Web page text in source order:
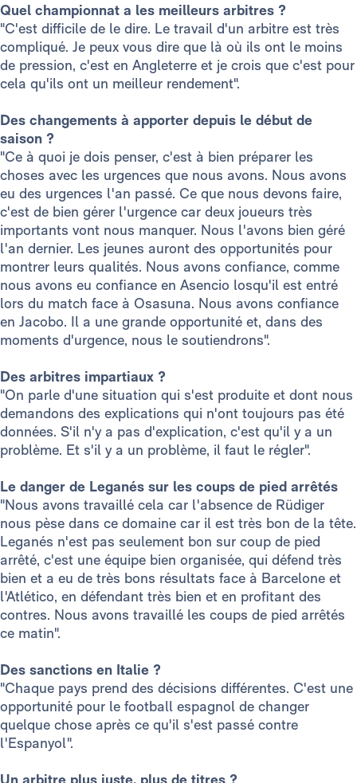
Quel championnat a les meilleurs arbitres ?
"C'est difficile de le dire. Le travail d'un arbitre est très
compliqué. Je peux vous dire que là où ils ont le moins
de pression, c'est en Angleterre et je crois que c'est pour
cela qu'ils ont un meilleur rendement".
Des changements à apporter depuis le début de
saison ?
"Ce à quoi je dois penser, c'est à bien préparer les
choses avec les urgences que nous avons. Nous avons
eu des urgences l'an passé. Ce que nous devons faire,
c'est de bien gérer l'urgence car deux joueurs très
importants vont nous manquer. Nous l'avons bien géré
l'an dernier. Les jeunes auront des opportunités pour
montrer leurs qualités. Nous avons confiance, comme
nous avons eu confiance en Asencio losqu'il est entré
lors du match face à Osasuna. Nous avons confiance
en Jacobo. Il a une grande opportunité et, dans des
moments d'urgence, nous le soutiendrons".
Des arbitres impartiaux ?
"On parle d'une situation qui s'est produite et dont nous
demandons des explications qui n'ont toujours pas été
données. S'il n'y a pas d'explication, c'est qu'il y a un
problème. Et s'il y a un problème, il faut le régler".
Le danger de Leganés sur les coups de pied arrêtés
"Nous avons travaillé cela car l'absence de Rüdiger
nous pèse dans ce domaine car il est très bon de la tête.
Leganés n'est pas seulement bon sur coup de pied
arrêté, c'est une équipe bien organisée, qui défend très
bien et a eu de très bons résultats face à Barcelone et
l'Atlético, en défendant très bien et en profitant des
contres. Nous avons travaillé les coups de pied arrêtés
ce matin".
Des sanctions en Italie ?
"Chaque pays prend des décisions différentes. C'est une
opportunité pour le football espagnol de changer
quelque chose après ce qu'il s'est passé contre
l'Espanyol".
Un arbitre plus juste, plus de titres ?